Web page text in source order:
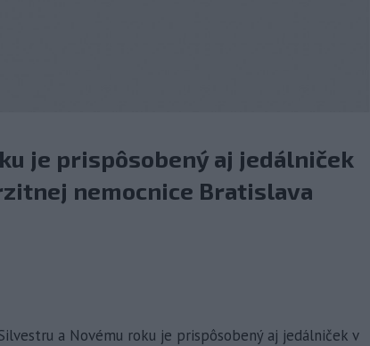
je prispôsobený aj jedálniček
nemocnice Bratislava
a Novému roku je prispôsobený aj jedálniček v